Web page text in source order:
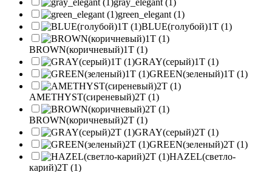
gray_elegant (1)
green_elegant (1)
BLUE(голубой)1T (1)
BROWN(коричневый)1T (1)
GRAY(серый)1T (1)
GREEN(зеленый)1T (1)
AMETHYST(сиреневый)2T (1)
BROWN(коричневый)2T (1)
GRAY(серый)2T (1)
GREEN(зеленый)2T (1)
HAZEL(светло-
карий)2T (1)